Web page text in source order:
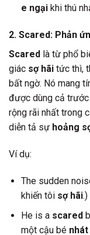
e ngạikhi thú
2. Scared: Phản
Scared là từ phổ
giác sợ hãi tức thì,
bất ngờ. Nó mang
được dùng cả
rộng rãi nhất trong
diễn tả sự hoảng
Ví dụ:
The sudden
khiến tôi sợ hãi.)
He is a scared
một cậu bé